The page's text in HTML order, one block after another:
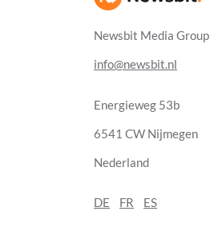
Newsbit Media Group
info@newsbit.nl
Energieweg 53b
6541 CW Nijmegen
Nederland
DE FR ES